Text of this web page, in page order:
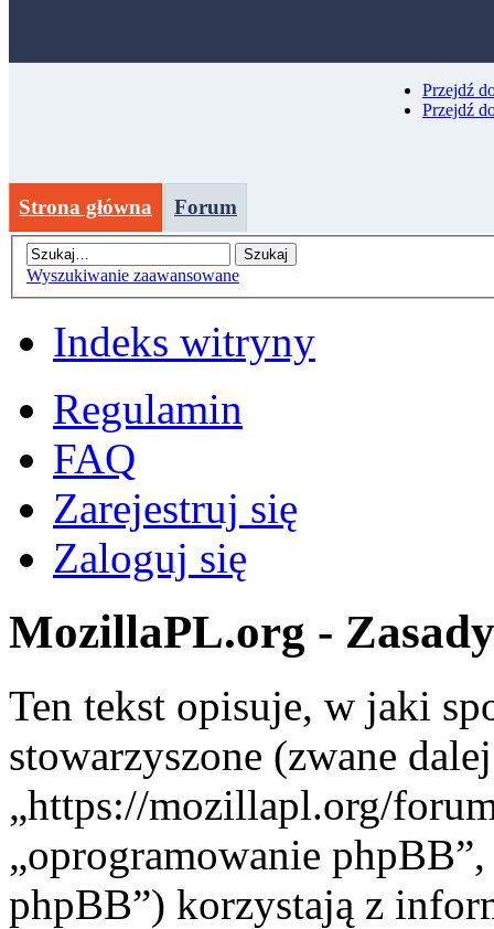
Przejdź
Przejdź
Strona główna Forum
Wyszukiwanie zaawansowane
Indeks witryny
Regulamin
FAQ
Zarejestruj się
Zaloguj się
MozillaPL.org -
Ten tekst opisuje, w jaki
stowarzyszone (zwane
„https://mozillapl.org/
„oprogramowanie
phpBB”) korzystają z